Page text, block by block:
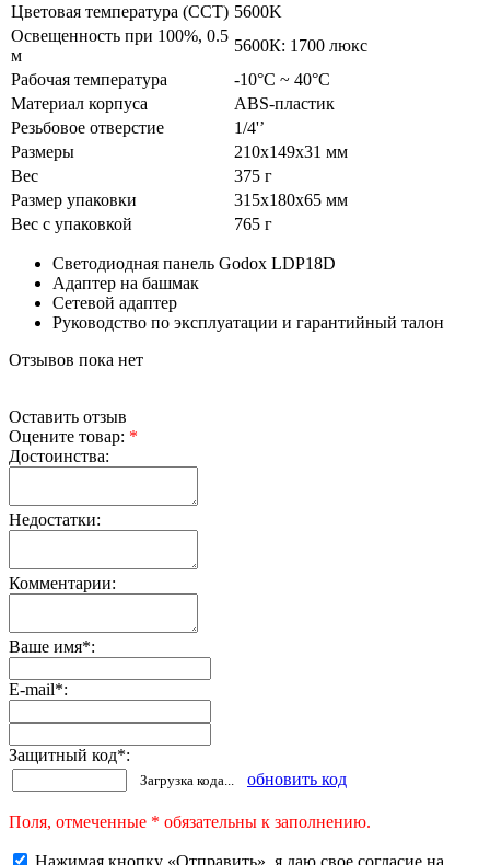
Цветовая температура (CCT) 5600K
Освещенность при 100%, 0.5
м
5600К: 1700 люкс
Рабочая температура
-10°C ~ 40°C
Материал корпуса
ABS-пластик
Резьбовое отверстие
1/4'’
Размеры
210х149х31 мм
Вес
375 г
Размер упаковки
315х180х65 мм
Вес с упаковкой
765 г
Светодиодная панель Godox LDP18D
Адаптер на башмак
Сетевой адаптер
Руководство по эксплуатации и гарантийный талон
Отзывов пока нет
Оставить отзыв
Оцените товар: *
Достоинства:
Недостатки:
Комментарии:
Ваше имя*:
E-mail*:
Защитный код*:
Загрузка кода... обновить код
Поля, отмеченные * обязательны к заполнению.
Нажимая кнопку «Отправить», я даю свое согласие на